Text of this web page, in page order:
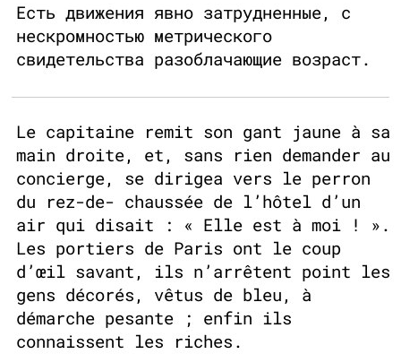
Есть движения явно затрудненные, с
нескромностью метрического
свидетельства разоблачающие возраст.
Le capitaine remit son gant jaune à sa
main droite, et, sans rien demander au
concierge, se dirigea vers le perron
du rez-de- chaussée de l’hôtel d’un
air qui disait : « Elle est à moi ! ».
Les portiers de Paris ont le coup
d’œil savant, ils n’arrêtent point les
gens décorés, vêtus de bleu, à
démarche pesante ; enfin ils
connaissent les riches.